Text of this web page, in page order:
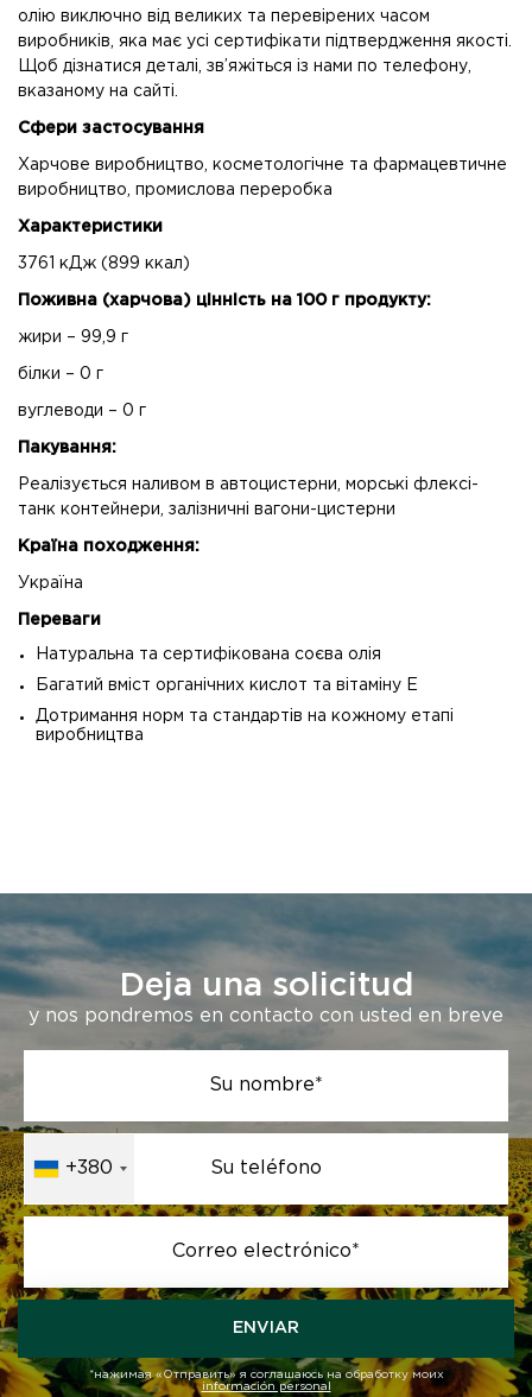
олію виключно від великих та перевірених часом
виробників, яка має усі сертифікати підтвердження якості.
Щоб дізнатися деталі, зв’яжіться із нами по телефону,
вказаному на сайті.
Сфери застосування
Харчове виробництво, косметологічне та фармацевтичне
виробництво, промислова переробка
Характеристики
3761 кДж (899 ккал)
Поживна (харчова) цінність на 100 г продукту:
жири – 99,9 г
білки – 0 г
вуглеводи – 0 г
Пакування:
Реалізується наливом в автоцистерни, морські флексі-
танк контейнери, залізничні вагони-цистерни
Країна походження:
Україна
Переваги
Натуральна та сертифікована соєва олія
Багатий вміст органічних кислот та вітаміну Е
Дотримання норм та стандартів на кожному етапі
виробництва
Deja una solicitud
y nos pondremos en contacto con usted en breve
Su nombre*
+380 Su teléfono
Correo electrónico*
ENVIAR
*нажимая «Отправить» я соглашаюсь на обработку моих
información personal